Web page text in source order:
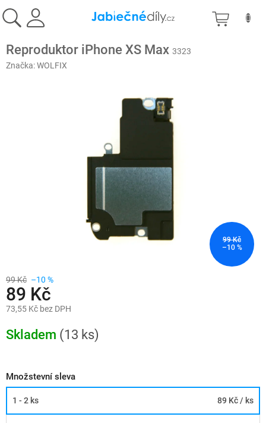
na
obsah
Reproduktor iPhone XS Max 3323
Značka:WOLFIX
99 Kč
–10 %
99 Kč –10 %
89 Kč
73,55 Kč bez DPH
cena:
Skladem (13 ks)
Množstevní sleva
1 - 2 ks 89 Kč/ ks